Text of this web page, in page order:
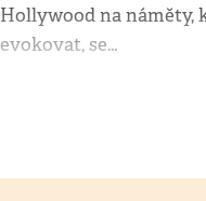
Hollywood na náměty,
evokovat, se…